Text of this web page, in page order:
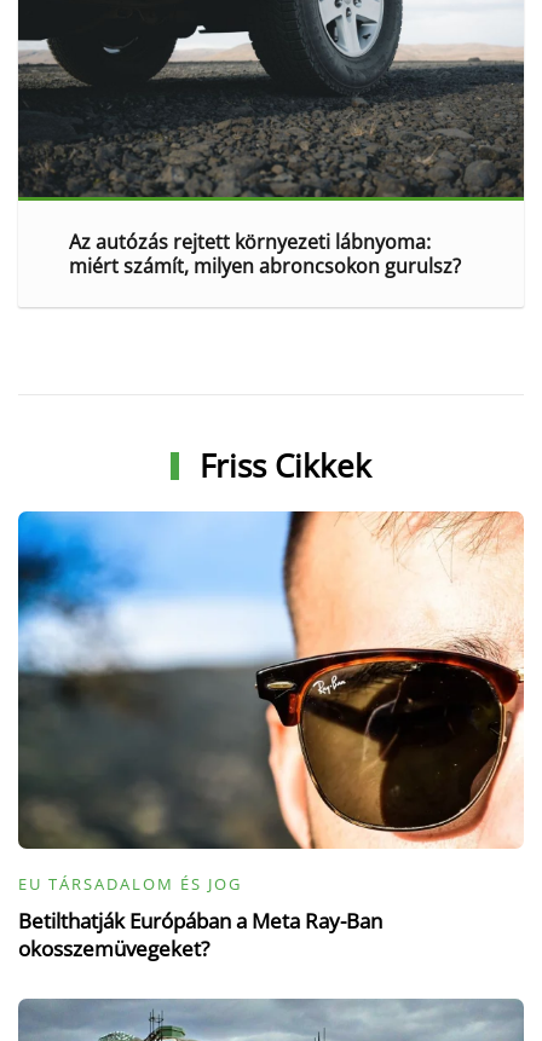
Az autózás rejtett környezeti lábnyoma:
miért számít, milyen abroncsokon gurulsz?
Friss Cikkek
EU TÁRSADALOM ÉS JOG
Betilthatják Európában a Meta Ray-Ban
okosszemüvegeket?